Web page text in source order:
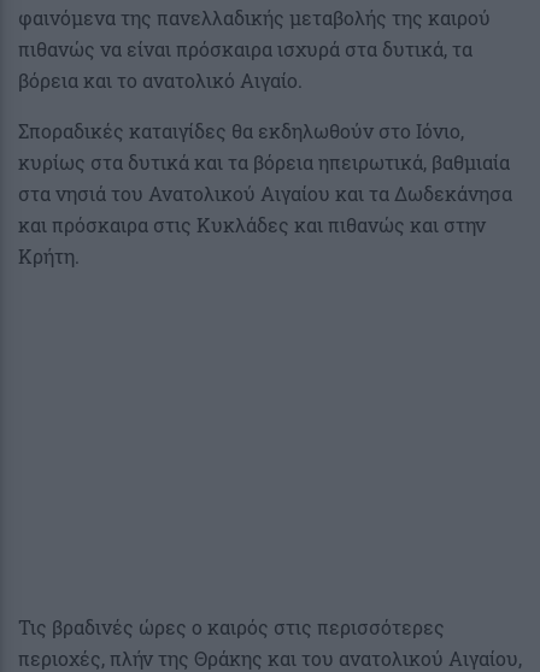
φαινόμενα της πανελλαδικής μεταβολής της καιρού
πιθανώς να είναι πρόσκαιρα ισχυρά στα δυτικά, τα
βόρεια και το ανατολικό Αιγαίο.
Σποραδικές καταιγίδες θα εκδηλωθούν στο Ιόνιο,
κυρίως στα δυτικά και τα βόρεια ηπειρωτικά, βαθμιαία
στα νησιά του Ανατολικού Αιγαίου και τα Δωδεκάνησα
και πρόσκαιρα στις Κυκλάδες και πιθανώς και στην
Κρήτη.
Τις βραδινές ώρες ο καιρός στις περισσότερες
περιοχές, πλήν της Θράκης και του ανατολικού Αιγαίου,